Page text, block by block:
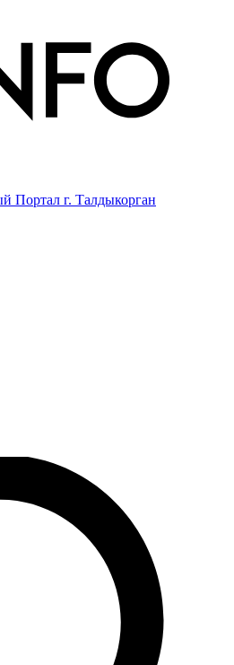
Портал г. Талдыкорган